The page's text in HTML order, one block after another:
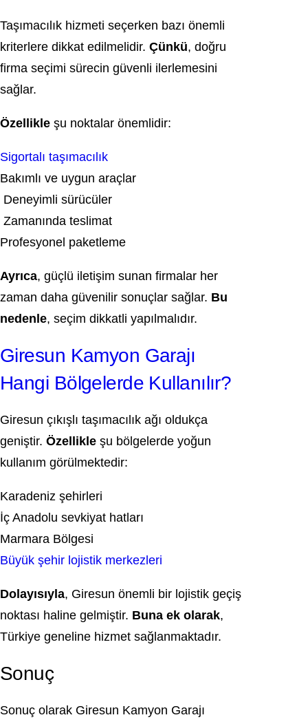
Taşımacılık hizmeti seçerken bazı önemli
kriterlere dikkat edilmelidir. Çünkü, doğru
firma seçimi sürecin güvenli ilerlemesini
sağlar.
Özellikle şu noktalar önemlidir:
Sigortalı taşımacılık
Bakımlı ve uygun araçlar
Deneyimli sürücüler
Zamanında teslimat
Profesyonel paketleme
Ayrıca, güçlü iletişim sunan firmalar her
zaman daha güvenilir sonuçlar sağlar. Bu
nedenle, seçim dikkatli yapılmalıdır.
Giresun Kamyon Garajı
Hangi Bölgelerde Kullanılır?
Giresun çıkışlı taşımacılık ağı oldukça
geniştir. Özellikle şu bölgelerde yoğun
kullanım görülmektedir:
Karadeniz şehirleri
İç Anadolu sevkiyat hatları
Marmara Bölgesi
Büyük şehir lojistik merkezleri
Dolayısıyla, Giresun önemli bir lojistik geçiş
noktası haline gelmiştir. Buna ek olarak,
Türkiye geneline hizmet sağlanmaktadır.
Sonuç
Sonuç olarak Giresun Kamyon Garajı